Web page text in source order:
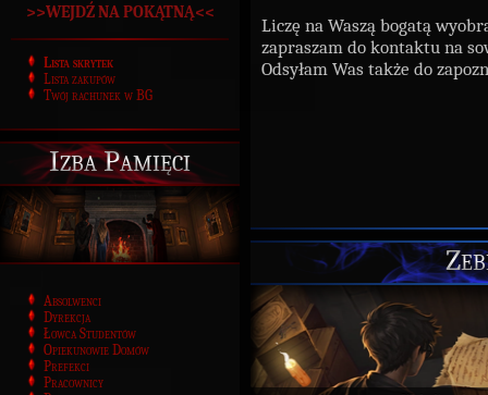
>>WEJDŹ NA POKĄTNĄ<<
Lista skrytek
Lista zakupów
Twój rachunek w BG
Izba Pamięci
Absolwenci
Dyrekcja
Łowca Studentów
Opiekunowie Domów
Prefekci
Pracownicy
Liczę na Waszą bogatą
zapraszam do kontaktu na
Odsyłam Was także do